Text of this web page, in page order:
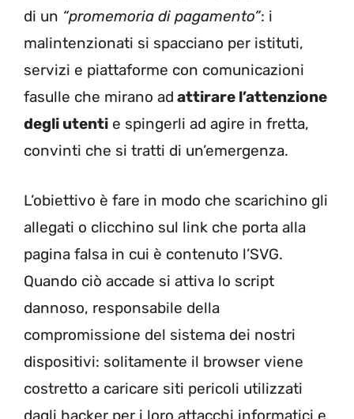
di un “promemoria di pagamento”: i
malintenzionati si spacciano per istituti,
servizi e piattaforme con comunicazioni
fasulle che mirano ad attirare l’attenzione
degli utenti e spingerli ad agire in fretta,
convinti che si tratti di un’emergenza.
L’obiettivo è fare in modo che scarichino gli
allegati o clicchino sul link che porta alla
pagina falsa in cui è contenuto l’SVG.
Quando ciò accade si attiva lo script
dannoso, responsabile della
compromissione del sistema dei nostri
dispositivi: solitamente il browser viene
costretto a caricare siti pericoli utilizzati
dagli hacker per i loro attacchi informatici e